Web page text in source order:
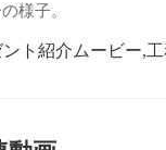
様子。
ト紹介ムービー,